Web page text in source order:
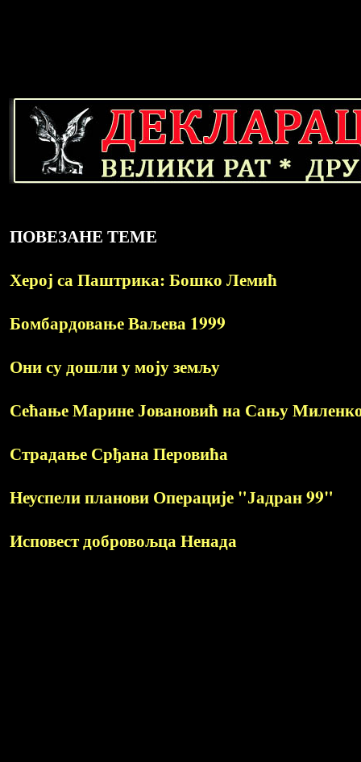
ПОВЕЗАНЕ ТЕМЕ
Херој са Паштрика: Бошко Лемић
Бомбардовање Ваљева 1999
Они су дошли у моју земљу
Сећање Марине Јовановић на Сању
Страдање Срђана Перовића
Неуспели планови Операције "Јадран 99"
Исповест добровољца Ненада